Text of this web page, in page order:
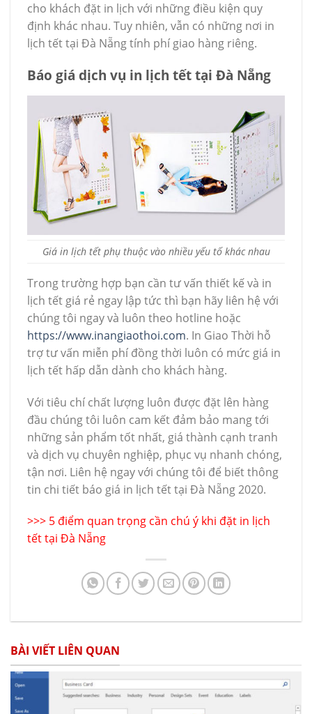
cho khách đặt in lịch với những điều kiện quy
định khác nhau. Tuy nhiên, vẫn có những nơi in
lịch tết tại Đà Nẵng tính phí giao hàng riêng.
Báo giá dịch vụ in lịch tết tại Đà Nẵng
Giá in lịch tết phụ thuộc vào nhiều yếu tố khác nhau
Trong trường hợp bạn cần tư vấn thiết kế và in
lịch tết giá rẻ ngay lập tức thì bạn hãy liên hệ với
chúng tôi ngay và luôn theo hotline hoặc
https://www.inangiaothoi.com. In Giao Thời hỗ
trợ tư vấn miễn phí đồng thời luôn có mức giá in
lịch tết hấp dẫn dành cho khách hàng.
Với tiêu chí chất lượng luôn được đặt lên hàng
đầu chúng tôi luôn cam kết đảm bảo mang tới
những sản phẩm tốt nhất, giá thành cạnh tranh
và dịch vụ chuyên nghiệp, phục vụ nhanh chóng,
tận nơi. Liên hệ ngay với chúng tôi để biết thông
tin chi tiết báo giá in lịch tết tại Đà Nẵng 2020.
>>> 5 điểm quan trọng cần chú ý khi đặt in lịch
tết tại Đà Nẵng
BÀI VIẾT LIÊN QUAN